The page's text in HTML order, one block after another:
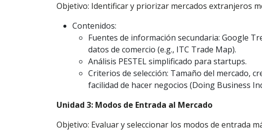
Objetivo: Identificar y priorizar mercados extranjeros
Contenidos:
Fuentes de información secundaria: Google
datos de comercio (e.g., ITC Trade Map).
Análisis PESTEL simplificado para startups.
Criterios de selección: Tamaño del mercado,
facilidad de hacer negocios (Doing Business
Unidad 3: Modos de Entrada al Mercado
Objetivo: Evaluar y seleccionar los modos de entrada